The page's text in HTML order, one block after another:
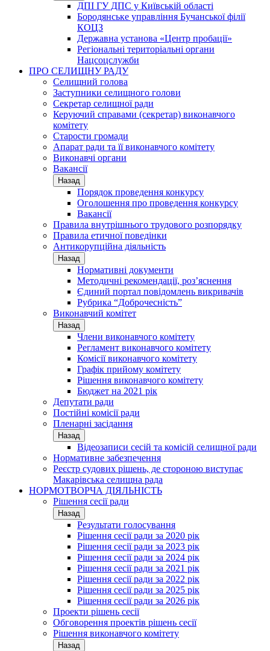
ДПІ ГУ ДПС у Київській області
Бородянське управління Бучанської філії
КОЦЗ
Державна установа «Центр пробації»
Регіональні територіальні органи
Нацсоцслужби
ПРО СЕЛИЩНУ РАДУ
Селищний голова
Заступники селищного голови
Секретар селищної ради
Керуючий справами (секретар) виконавчого
комітету
Старости громади
Апарат ради та її виконавчого комітету
Виконавчі органи
Вакансії
Назад
Порядок проведення конкурсу
Оголошення про проведення конкурсу
Вакансії
Правила внутрішнього трудового розпорядку
Правила етичної поведінки
Антикорупційна діяльність
Назад
Нормативні документи
Методичні рекомендації, роз’яснення
Єдиний портал повідомлень викривачів
Рубрика “Доброчесність”
Виконавчий комітет
Назад
Члени виконавчого комітету
Регламент виконавчого комітету
Комісії виконавчого комітету
Графік прийому комітету
Рішення виконавчого комітету
Бюджет на 2021 рік
Депутати ради
Постійні комісії ради
Пленарні засідання
Назад
Відеозаписи сесій та комісій селищної ради
Нормативне забезпечення
Реєстр судових рішень, де стороною виступає
Макарівська селищна рада
НОРМОТВОРЧА ДІЯЛЬНІСТЬ
Рішення сесії ради
Назад
Результати голосування
Рішення сесії ради за 2020 рік
Рішення сесії ради за 2023 рік
Рішення сесії ради за 2024 рік
Рішення сесії ради за 2021 рік
Рішення сесії ради за 2022 рік
Рішення сесії ради за 2025 рік
Рішення сесії ради за 2026 рік
Проекти рішень сесії
Обговорення проектів рішень сесії
Рішення виконавчого комітету
Назад